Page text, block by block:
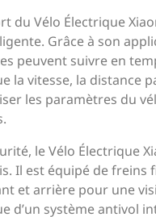
du Vélo Électrique
Grâce à son
peuvent suivre en
la vitesse, la distance
les paramètres du
le Vélo Électrique
Il est équipé de freins
et arrière pour une
d’un système antivol